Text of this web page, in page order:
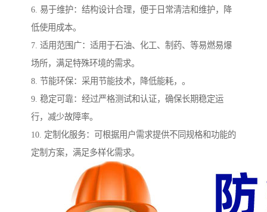
6. 易于维护：结构设计合理，便于日常清洁和维护，降
低使用成本。
7. 适用范围广：适用于石油、化工、制药、等易燃易爆
场所，满足特殊环境的需求。
8. 节能环保：采用节能技术，降低能耗，。
9. 稳定可靠：经过严格测试和认证，确保长期稳定运
行，减少故障率。
10. 定制化服务：可根据用户需求提供不同规格和功能的
定制方案，满足多样化需求。